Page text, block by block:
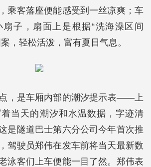
乘客落座便能感受到一丝凉爽；车
子，扇面上是根据“洗海澡区间
，轻松活泼，富有夏日气息。
，是车厢内部的潮汐提示表——上
当天的潮汐和水温数据，字迹清
是隧道巴士第六分公司今年首次推
驾驶员郑伟在发车前将当天最新数
泳客们上车便能一目了然。郑伟表